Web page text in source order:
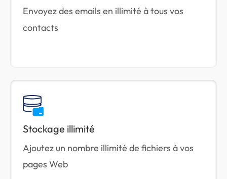
Envoyez des emails en illimité à tous vos
contacts
Stockage illimité
Ajoutez un nombre illimité de fichiers à vos
pages Web